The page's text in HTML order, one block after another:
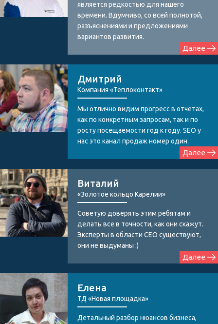
является редкостью для нашего
времени. Вдумчиво, со всей полнотой,
разъяснениями и предложениями
вариантов развития.
Далее
Дмитрий
Компания «Теплоконтакт»
Мы отлично видим прогресс в отчетах,
как по конкретным запросам, так и по
росту посещаемости год к году. SEO у
нас это канал продаж номер один.
Далее
Виталий
«Золотое кольцо Карелии»
Советую доверять этим ребятам и
делать все в точности, как они скажут.
Эксперты в области СЕО существуют,
они не выдуманы :)
Далее
Елена
ТД «Новая площадка»
Детальный разбор нюансов бизнеса,